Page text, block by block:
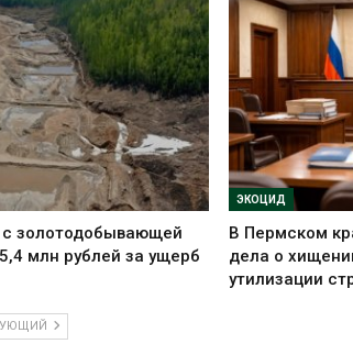
с золотодобывающей
млн рублей за ущерб
ЭКОЦИД
В Пермском
дела о
утилизации